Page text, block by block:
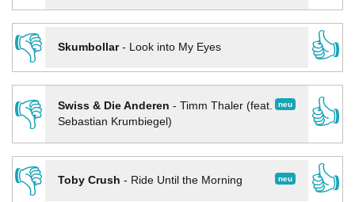
👎
Skumbollar- Look into My Eyes
👍
👎
neu
Swiss & Die Anderen - Timm Thaler (feat.
Sebastian Krumbiegel)
👍
👎
neu
Toby Crush - Ride Until the Morning
👍